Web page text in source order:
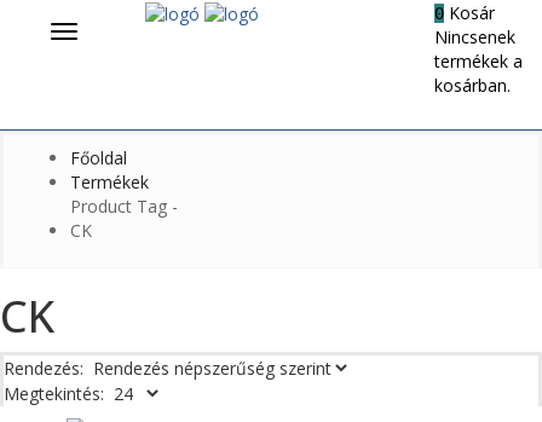
Menü
0 Kosár
Nincsenek
termékek a
kosárban.
Főoldal
Termékek
Product Tag -
CK
CK
Rendezés:
Megtekintés: